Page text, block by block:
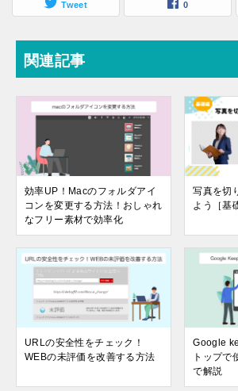
Tweet 0
関連記事
効率UP！Macのフォルダアイ
コンを変更する方法！おしゃれ
なフリー素材で効率化
写真を切
よう［基
URLの安全性をチェック！
WEBの未評価を改善する方法
Google
トップで
で解説